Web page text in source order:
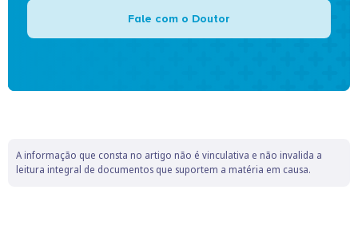
Fale com o Doutor
A informação que consta no artigo não é vinculativa e não invalida a
leitura integral de documentos que suportem a matéria em causa.